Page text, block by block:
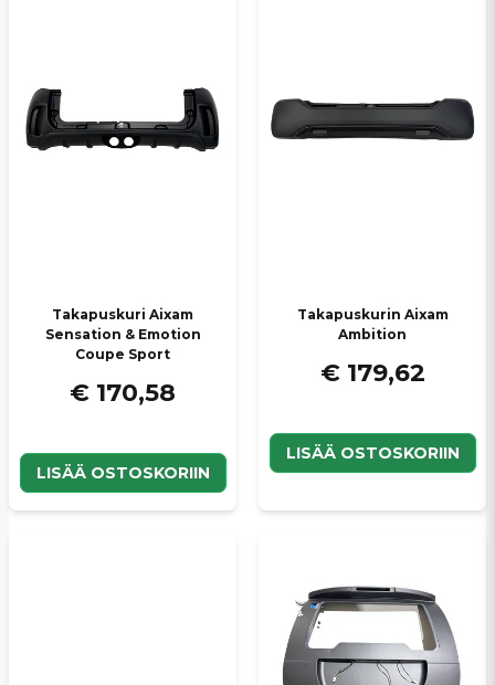
Takapuskuri Aixam
Sensation & Emotion
Coupe Sport
€ 170,58
LISÄÄ OSTOSKORIIN
Takapuskurin Aixam
Ambition
€ 179,62
LISÄÄ OSTOSKORIIN